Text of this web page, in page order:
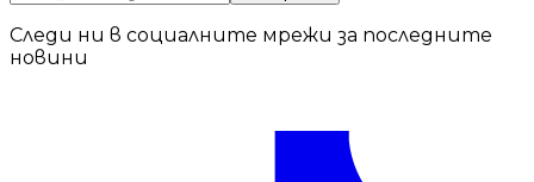
Следи ни в социалните мрежи за последните
новини